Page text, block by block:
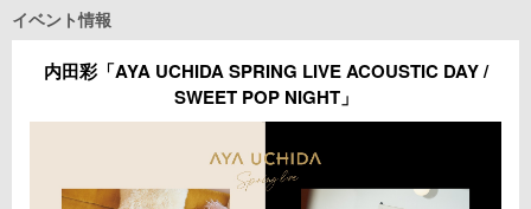
イベント情報
内田彩「AYA UCHIDA SPRING LIVE ACOUSTIC DAY /
SWEET POP NIGHT」